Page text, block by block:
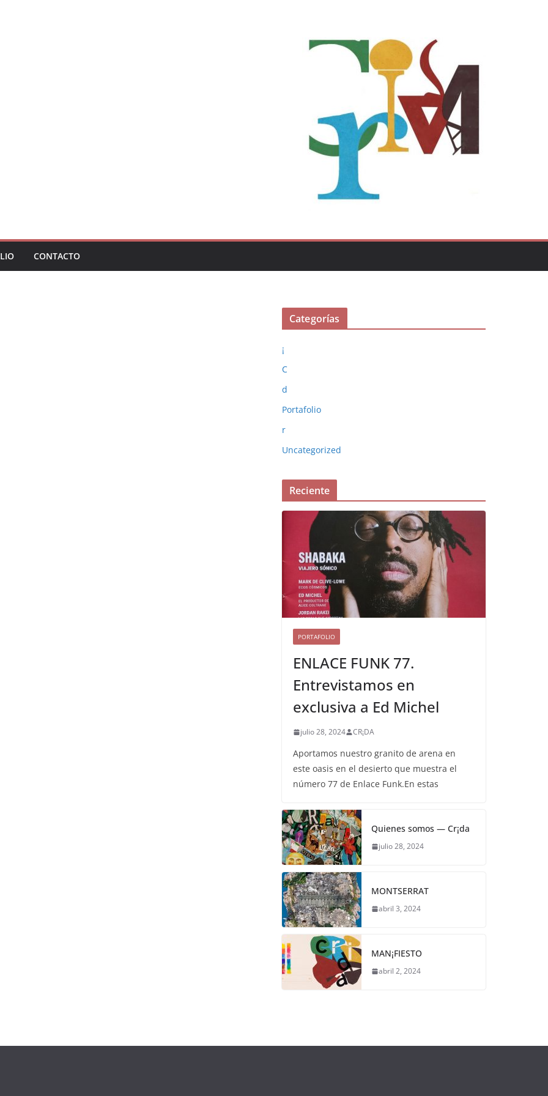
CONTACTO
Categorías
¡
C
d
Portafolio
r
Uncategorized
Reciente
PORTAFOLIO
ENLACE FUNK 77.
Entrevistamos en
exclusiva a Ed Michel
julio 28, 2024 CR¡DA
Aportamos nuestro granito de arena en
este oasis en el desierto que muestra el
número 77 de Enlace Funk.En estas
Quienes somos — Cr¡da
julio 28, 2024
MONTSERRAT
abril 3, 2024
MAN¡FIESTO
abril 2, 2024